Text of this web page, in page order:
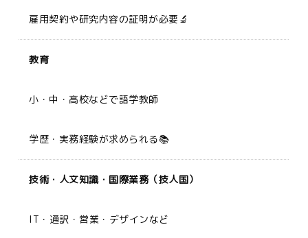
雇用契約や研究内容の証明が必要🔬
教育
小・中・高校などで語学教師
学歴・実務経験が求められる📚
技術・人文知識・国際業務（技人国）
IT・通訳・営業・デザインなど